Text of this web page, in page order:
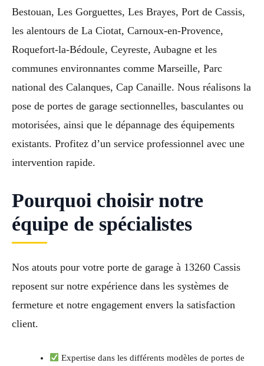
Bestouan, Les Gorguettes, Les Brayes, Port de Cassis,
les alentours de La Ciotat, Carnoux-en-Provence,
Roquefort-la-Bédoule, Ceyreste, Aubagne et les
communes environnantes comme Marseille, Parc
national des Calanques, Cap Canaille. Nous réalisons la
pose de portes de garage sectionnelles, basculantes ou
motorisées, ainsi que le dépannage des équipements
existants. Profitez d’un service professionnel avec une
intervention rapide.
Pourquoi choisir notre
équipe de spécialistes
Nos atouts pour votre porte de garage à 13260 Cassis
reposent sur notre expérience dans les systèmes de
fermeture et notre engagement envers la satisfaction
client.
Expertise dans les différents modèles de portes de